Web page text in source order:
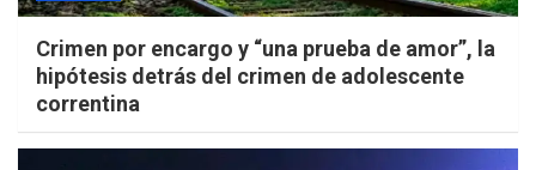
Crimen por encargo y “una prueba de amor”, la
hipótesis detrás del crimen de adolescente
correntina